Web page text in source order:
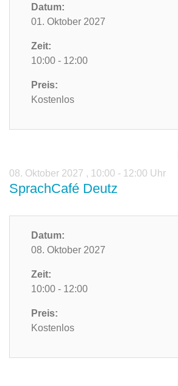
Datum:
01. Oktober 2027
Zeit:
10:00 - 12:00
Preis:
Kostenlos
08. Oktober 2027 , 10:00 - 12:00 Uhr
SprachCafé Deutz
Datum:
08. Oktober 2027
Zeit:
10:00 - 12:00
Preis:
Kostenlos